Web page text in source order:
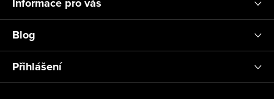
Blog
Přihlášení